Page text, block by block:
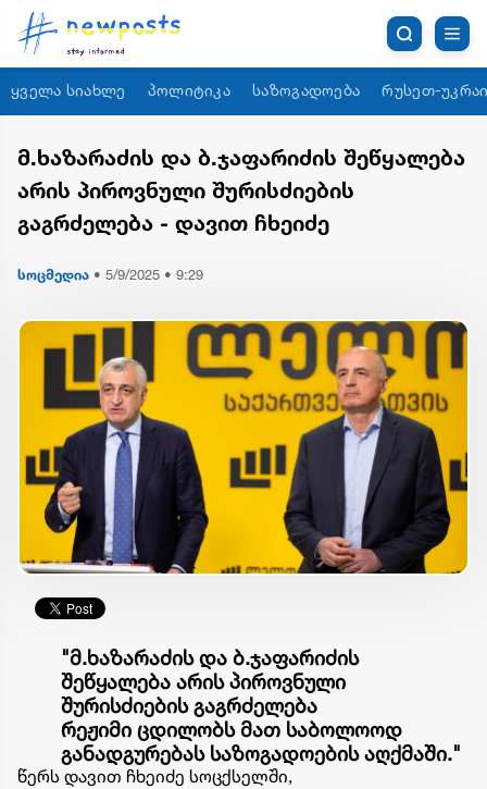
ყველა სიახლე პოლიტიკა საზოგადოება რუსეთ-
მ.ხაზარაძის და ბ.ჯაფარიძის შეწყალება
არის პიროვნული შურისძიების
გაგრძელება - დავით ჩხეიძე
სოცმედია • 5/9/2025 • 9:29
"მ.ხაზარაძის და ბ.ჯაფარიძის
შეწყალება არის პიროვნული
შურისძიების გაგრძელება
რეჟიმი ცდილობს მათ საბოლოოდ
განადგურებას საზოგადოების აღქმაში."
წერს დავით ჩხეიძე სოცქსელში,